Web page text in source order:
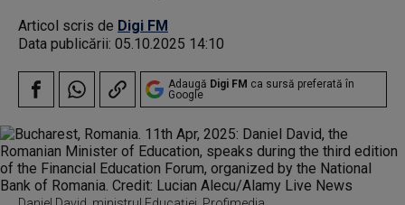
Articol scris de Digi FM
Data publicării: 05.10.2025 14:10
Adaugă Digi FM ca sursă preferată în
Google